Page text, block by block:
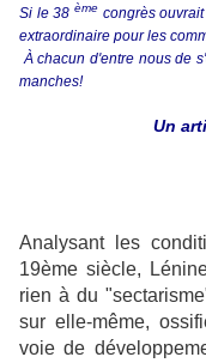
Si le 38ème congrès
extraordinaire pour les
À chacun d'entre nous de
manches!
Un
Analysant les
19ème siècle,
rien à du
sur elle-même,
voie de